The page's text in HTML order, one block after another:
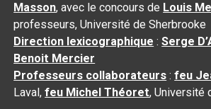
Masson, avec le concours de Louis
professeurs, Université de Sherbrooke
Direction lexicographique :Serge
Benoit Mercier
Professeurs collaborateurs :feu
Laval,feu Michel Théoret, Université